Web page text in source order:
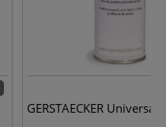
GERSTAECKER